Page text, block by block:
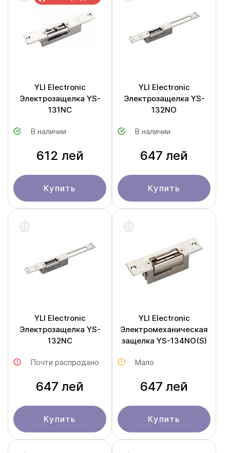
YLI Electronic
Электрозащелка YS-
131NC
В наличии
612 лей
Купить
YLI Electronic
Электрозащелка YS-
132NO
В наличии
647 лей
Купить
YLI Electronic
Электрозащелка YS-
132NC
Почти распродано
647 лей
Купить
YLI Electronic
Электромеханическая
защелка YS-134NO(S)
Мало
647 лей
Купить